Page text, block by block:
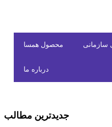
محصول همسا سازمانی
درباره ما
جدیدترین مطالب